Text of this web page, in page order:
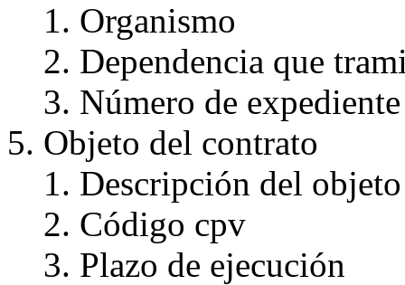
Organismo
Dependencia que
Número de expediente
Objeto del contrato
Descripción del objeto
Código cpv
Plazo de ejecución